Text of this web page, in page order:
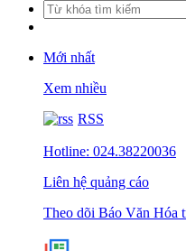
Mới nhất
Xem nhiều
RSS
Hotline: 024.38220036
Liên hệ quảng cáo
Theo dõi Báo Văn Hóa